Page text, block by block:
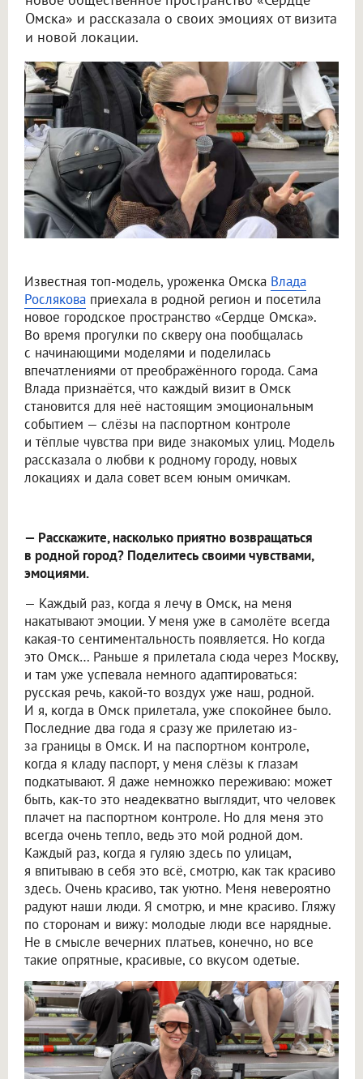
Омска» и рассказала о своих эмоциях от визита
и новой локации.
Известная топ-модель, уроженка Омска Влада
Рослякова приехала в родной регион и посетила
новое городское пространство «Сердце Омска».
Во время прогулки по скверу она пообщалась
с начинающими моделями и поделилась
впечатлениями от преображённого города. Сама
Влада признаётся, что каждый визит в Омск
становится для неё настоящим эмоциональным
событием — слёзы на паспортном контроле
и тёплые чувства при виде знакомых улиц. Модель
рассказала о любви к родному городу, новых
локациях и дала совет всем юным омичкам.
— Расскажите, насколько приятно возвращаться
в родной город? Поделитесь своими чувствами,
эмоциями.
— Каждый раз, когда я лечу в Омск, на меня
накатывают эмоции. У меня уже в самолёте всегда
какая-то сентиментальность появляется. Но когда
это Омск… Раньше я прилетала сюда через Москву,
и там уже успевала немного адаптироваться:
русская речь, какой-то воздух уже наш, родной.
И я, когда в Омск прилетала, уже спокойнее было.
Последние два года я сразу же прилетаю из-
за границы в Омск. И на паспортном контроле,
когда я кладу паспорт, у меня слёзы к глазам
подкатывают. Я даже немножко переживаю: может
быть, как-то это неадекватно выглядит, что человек
плачет на паспортном контроле. Но для меня это
всегда очень тепло, ведь это мой родной дом.
Каждый раз, когда я гуляю здесь по улицам,
я впитываю в себя это всё, смотрю, как так красиво
здесь. Очень красиво, так уютно. Меня невероятно
радуют наши люди. Я смотрю, и мне красиво. Гляжу
по сторонам и вижу: молодые люди все нарядные.
Не в смысле вечерних платьев, конечно, но все
такие опрятные, красивые, со вкусом одетые.